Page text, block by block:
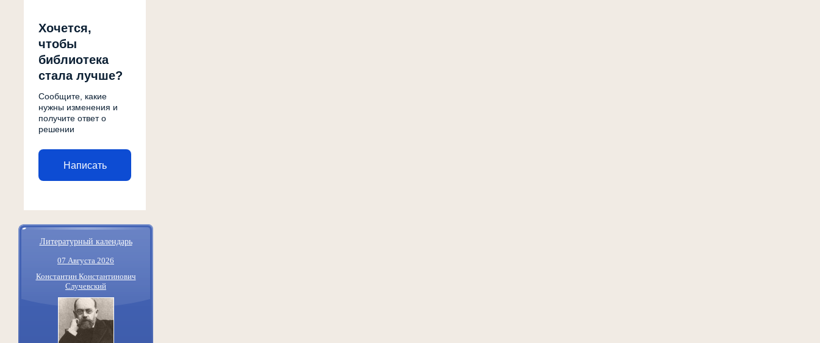
Хочется,
чтобы
библиотека
стала лучше?
Сообщите, какие
нужны изменения и
получите ответ о
решении
Написать
Литературный календарь
07 Августа 2026
Константин Константинович
Случевский